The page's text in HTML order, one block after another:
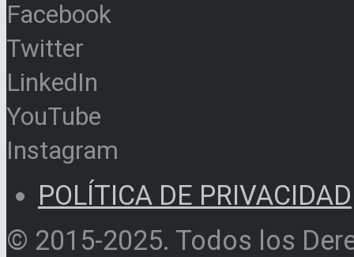
Facebook
Twitter
LinkedIn
YouTube
Instagram
POLÍTICA DE PRIVACIDAD
© 2015-2025. Todos los